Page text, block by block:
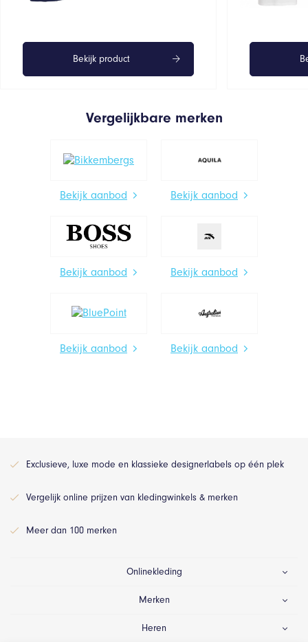
Bekijk product
Vergelijkbare merken
Bekijk aanbod Bekijk aanbod
Bekijk aanbod Bekijk aanbod
Bekijk aanbod Bekijk aanbod
Exclusieve, luxe mode en klassieke designerlabels op één plek
Vergelijk online prijzen van kledingwinkels & merken
Meer dan 100 merken
Onlinekleding
Merken
Heren